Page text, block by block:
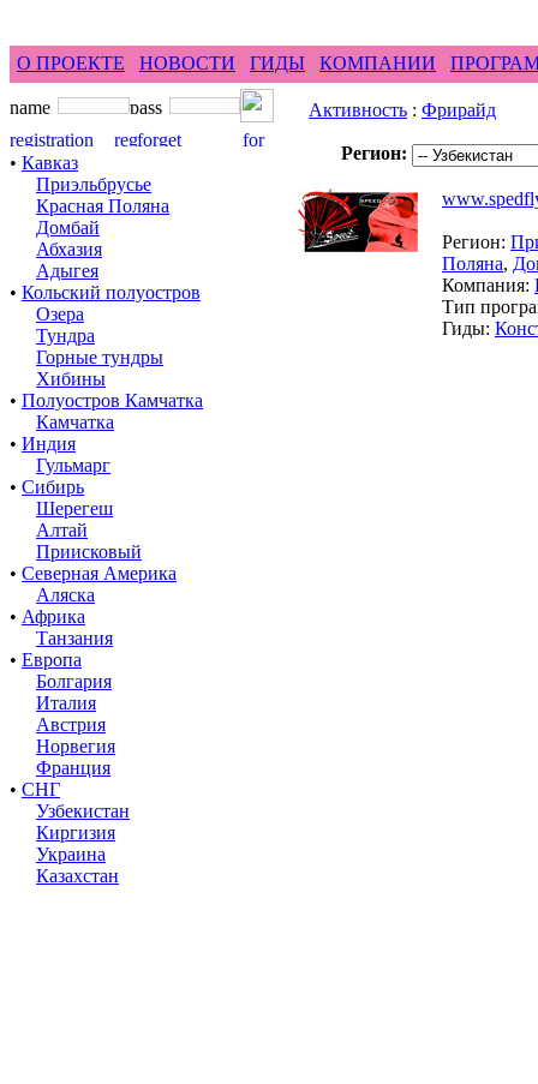
О ПРОЕКТЕ НОВОСТИ ГИДЫ КОМПАНИИ
• Кавказ
Приэльбрусье
Красная Поляна
Домбай
Абхазия
Адыгея
• Кольский полуостров
Озера
Тундра
Горные тундры
Хибины
• Полуостров Камчатка
Камчатка
• Индия
Гульмарг
• Сибирь
Шерегеш
Алтай
Приисковый
• Северная Америка
Аляска
• Африка
Танзания
• Европа
Болгария
Италия
Австрия
Норвегия
Франция
• СНГ
Узбекистан
Киргизия
Украина
Казахстан
Активность : Фрирайд
Регион:
Регион:
Поляна,
Компания:
Тип
Гиды: